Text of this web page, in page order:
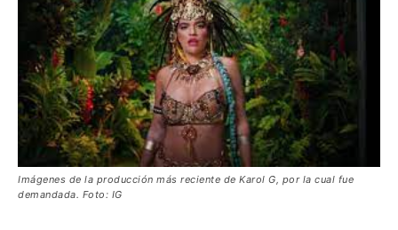
Imágenes de la producción más reciente de Karol G, por la cual fue
demandada. Foto: IG